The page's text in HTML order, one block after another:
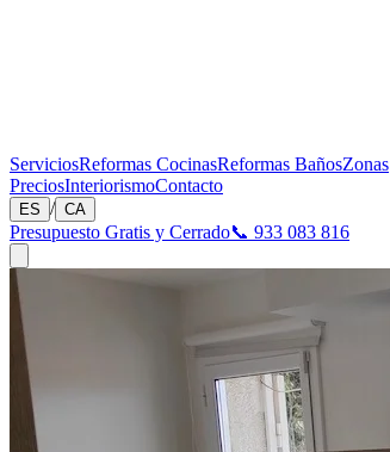
ServiciosReformas CocinasReformas BañosZonas
PreciosInteriorismoContacto
ES / CA
Presupuesto Gratis y Cerrado📞 933 083 816